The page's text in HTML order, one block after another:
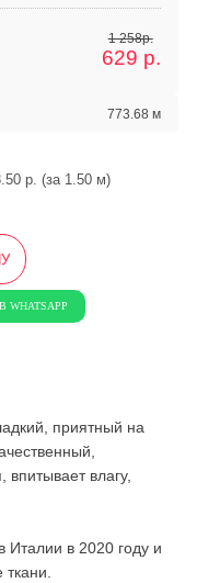
1 258р.
629 р.
773.68 м
р. (за 1.50 м)
WHATSAPP
приятный на
влагу,
Италии в 2020 году и
ткани.